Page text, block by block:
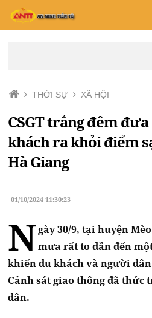
THỜI SỰ XÃ HỘI
CSGT trắng đêm
khách ra khỏi điểm
Hà Giang
01/10/2024 11:30:23
Ngày 30/9, tại huyện
mưa rất to dẫn đến
khiến du khách và người
Cảnh sát giao thông đã thức
dân.